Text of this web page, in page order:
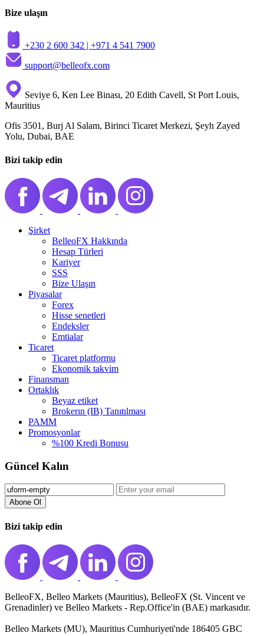
Bize ulaşın
+230 2 600 342 | +971 4 541 7900
support@belleofx.com
Seviye 6, Ken Lee Binası, 20 Edith Cavell, St Port Louis,
Mauritius
Ofis 3501, Burj Al Salam, Birinci Ticaret Merkezi, Şeyh Zayed
Yolu, Dubai, BAE
Bizi takip edin
Şirket
BelleoFX Hakkında
Hesap Türleri
Kariyer
SSS
Bize Ulaşın
Piyasalar
Forex
Hisse senetleri
Endeksler
Emtialar
Ticaret
Ticaret platformu
Ekonomik takvim
Finansman
Ortaklık
Beyaz etiket
Brokerın (IB) Tanıtılması
PAMM
Promosyonlar
%100 Kredi Bonusu
Güncel Kalın
Abone Ol️
Bizi takip edin
BelleoFX, Belleo Markets (Mauritius), BelleoFX (St. Vincent ve
Grenadinler) ve Belleo Markets - Rep.Office'in (BAE) markasıdır.
Belleo Markets (MU), Mauritius Cumhuriyeti'nde 186405 GBC